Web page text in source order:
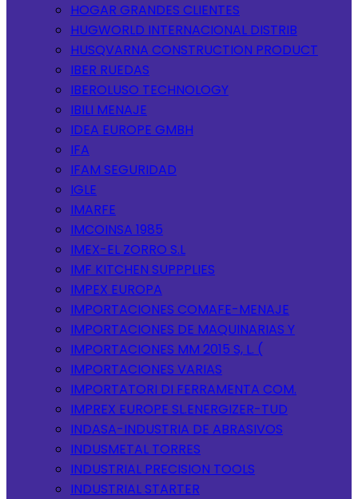
HOGAR GRANDES CLIENTES
HUGWORLD INTERNACIONAL DISTRIB
HUSQVARNA CONSTRUCTION PRODUCT
IBER RUEDAS
IBEROLUSO TECHNOLOGY
IBILI MENAJE
IDEA EUROPE GMBH
IFA
IFAM SEGURIDAD
IGLE
IMARFE
IMCOINSA 1985
IMEX-EL ZORRO S.L
IMF KITCHEN SUPPPLIES
IMPEX EUROPA
IMPORTACIONES COMAFE-MENAJE
IMPORTACIONES DE MAQUINARIAS Y
IMPORTACIONES MM 2015 S, L. (
IMPORTACIONES VARIAS
IMPORTATORI DI FERRAMENTA COM.
IMPREX EUROPE SL.ENERGIZER-TUD
INDASA-INDUSTRIA DE ABRASIVOS
INDUSMETAL TORRES
INDUSTRIAL PRECISION TOOLS
INDUSTRIAL STARTER